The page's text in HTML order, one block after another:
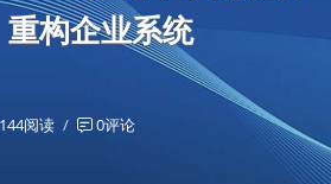
构企业系统
144阅读 0评论